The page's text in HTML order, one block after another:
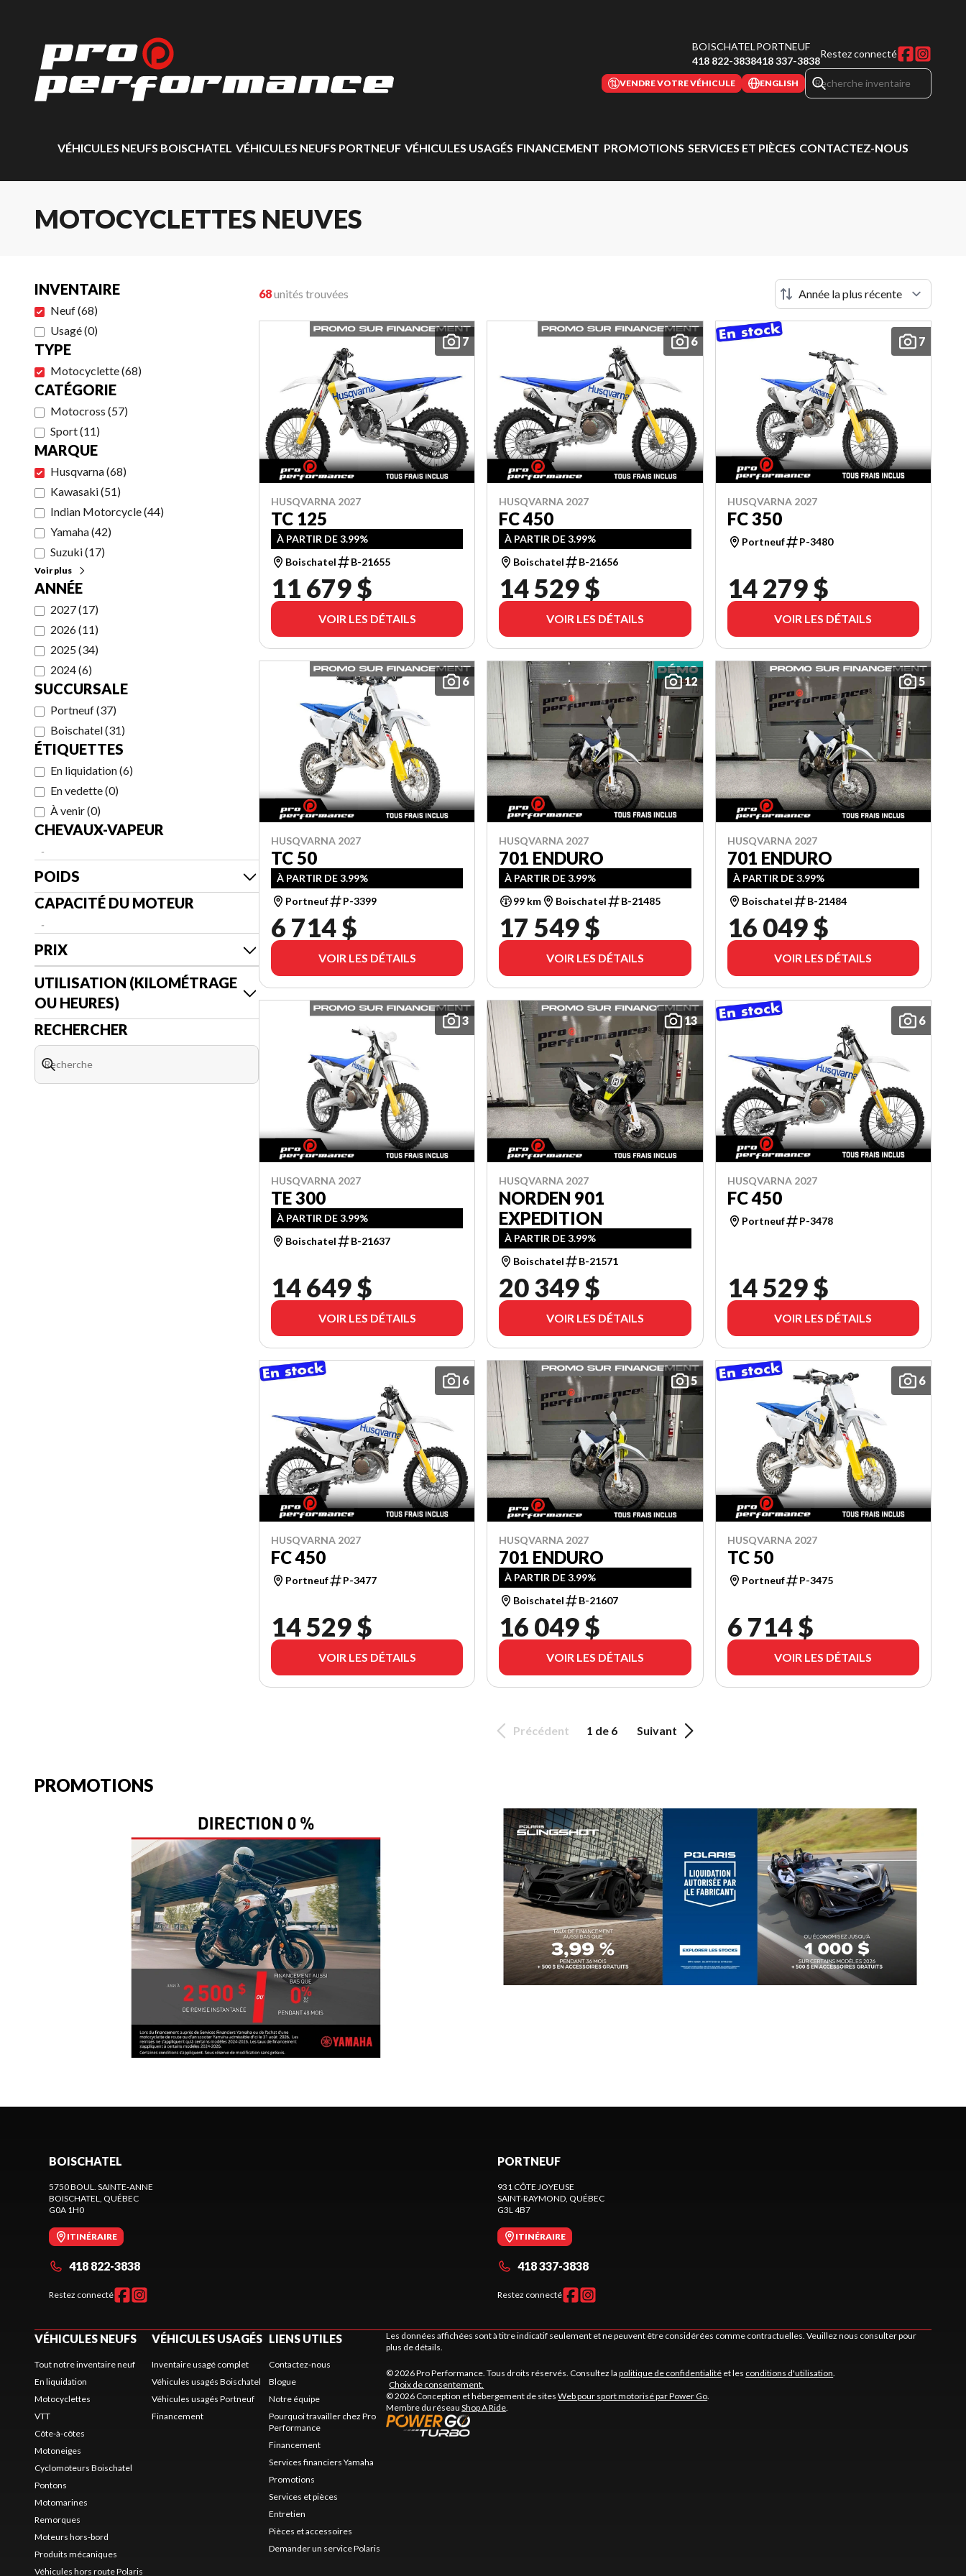
BOISCHATEL
418 822-3838
PORTNEUF
418 337-3838
Restez connecté
VENDRE VOTRE VÉHICULE ENGLISH
VÉHICULES NEUFS BOISCHATEL VÉHICULES NEUFS PORTNEUF VÉHICULES USAGÉS FINANCEMENT PROMOTIONS SERVICES ET PIÈCES CONTACTEZ-NOUS
MOTOCYCLETTES NEUVES
INVENTAIRE
Neuf(68)
Usagé(0)
TYPE
Motocyclette(68)
CATÉGORIE
Motocross (57)
Sport(11)
MARQUE
Husqvarna(68)
Kawasaki(51)
Indian Motorcycle(44)
Yamaha(42)
Suzuki(17)
Voir plus
ANNÉE
2027(17)
2026(11)
2025(34)
2024(6)
SUCCURSALE
Portneuf(37)
Boischatel(31)
ÉTIQUETTES
En liquidation(6)
En vedette(0)
À venir(0)
CHEVAUX-VAPEUR
-
POIDS
CAPACITÉ DU MOTEUR
-
PRIX
UTILISATION (KILOMÉTRAGE
OU HEURES)
RECHERCHER
68unités trouvées
7
HUSQVARNA 2027
TC 125
À PARTIR DE 3.99%
Boischatel
B-21655
11 679 $
VOIR LES DÉTAILS
6
HUSQVARNA 2027
FC 450
À PARTIR DE 3.99%
Boischatel
B-21656
14 529 $
VOIR LES DÉTAILS
7
HUSQVARNA 2027
FC 350
Portneuf P-3480
14 279 $
VOIR LES DÉTAILS
6
HUSQVARNA 2027
TC 50
À PARTIR DE 3.99%
Portneuf
P-3399
6 714 $
VOIR LES DÉTAILS
12
HUSQVARNA 2027
701 ENDURO
À PARTIR DE 3.99%
99 km
Boischatel B-21485
17 549 $
VOIR LES DÉTAILS
5
HUSQVARNA 2027
701 ENDURO
À PARTIR DE 3.99%
Boischatel
B-21484
16 049 $
VOIR LES DÉTAILS
3
HUSQVARNA 2027
TE 300
À PARTIR DE 3.99%
Boischatel
B-21637
14 649 $
VOIR LES DÉTAILS
13
HUSQVARNA 2027
NORDEN 901
EXPEDITION
À PARTIR DE 3.99%
Boischatel
B-21571
20 349 $
VOIR LES DÉTAILS
6
HUSQVARNA 2027
FC 450
Portneuf P-3478
14 529 $
VOIR LES DÉTAILS
6
HUSQVARNA 2027
FC 450
Portneuf P-3477
14 529 $
VOIR LES DÉTAILS
5
HUSQVARNA 2027
701 ENDURO
À PARTIR DE 3.99%
Boischatel
B-21607
16 049 $
VOIR LES DÉTAILS
6
HUSQVARNA 2027
TC 50
Portneuf P-3475
6 714 $
VOIR LES DÉTAILS
Précédent 1 de 6 Suivant
PROMOTIONS
BOISCHATEL
5750 BOUL. SAINTE-ANNE
BOISCHATEL
, QUÉBEC
G0A 1H0
ITINÉRAIRE
418 822-3838
Restez connecté
PORTNEUF
931 CÔTE JOYEUSE
SAINT-RAYMOND , QUÉBEC
G3L 4B7
ITINÉRAIRE
418 337-3838
Restez connecté
VÉHICULES NEUFS
Tout notre inventaire neuf
En liquidation
Motocyclettes
VTT
Côte-à-côtes
Motoneiges
Cyclomoteurs Boischatel
Pontons
Motomarines
Remorques
Moteurs hors-bord
Produits mécaniques
Véhicules hors route Polaris
VÉHICULES USAGÉS
Inventaire usagé complet
Véhicules usagés Boischatel
Véhicules usagés Portneuf
Financement
LIENS UTILES
Contactez-nous
Blogue
Notre équipe
Pourquoi travailler chez Pro
Performance
Financement
Services financiers Yamaha
Promotions
Services et pièces
Entretien
Pièces et accessoires
Demander un service Polaris
Les données affichées sont à titre indicatif seulement et ne peuvent être considérées comme contractuelles. Veuillez nous consulter pour
plus de détails.
© 2026 Pro Performance. Tous droits réservés. Consultez lapolitique de confidentialité et les conditions d'utilisation
Choix de consentement.
© 2026 Conception et hébergement de sitesWeb pour sport motorisé par Power Go
Membre du réseauShop A Ride